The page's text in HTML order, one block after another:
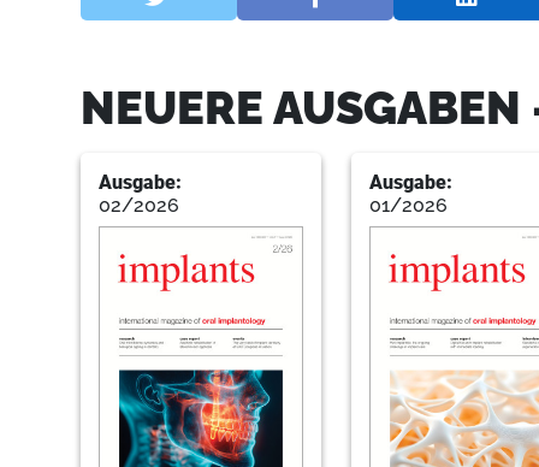
NEUERE
Ausgabe:
02/2026
Ausgabe:
01/2026